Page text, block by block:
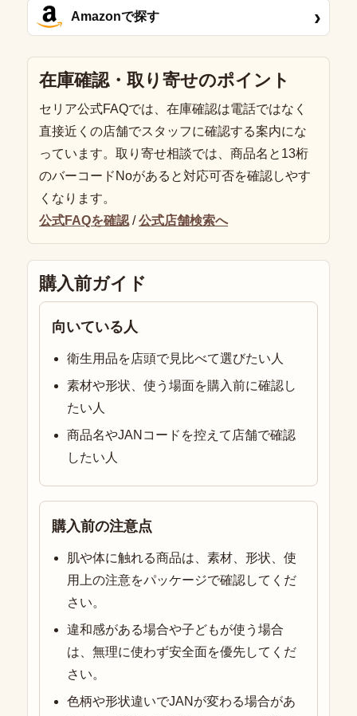
Amazonで探す ›
在庫確認・取り寄せのポイント
セリア公式FAQでは、在庫確認は電話ではなく
直接近くの店舗でスタッフに確認する案内にな
っています。取り寄せ相談では、商品名と13桁
のバーコードNoがあると対応可否を確認しやす
くなります。
公式FAQを確認 /公式店舗検索へ
購入前ガイド
向いている人
衛生用品を店頭で見比べて選びたい人
素材や形状、使う場面を購入前に確認し
たい人
商品名やJANコードを控えて店舗で確認
したい人
購入前の注意点
肌や体に触れる商品は、素材、形状、使
用上の注意をパッケージで確認してくだ
さい。
違和感がある場合や子どもが使う場合
は、無理に使わず安全面を優先してくだ
さい。
色柄や形状違いでJANが変わる場合があ